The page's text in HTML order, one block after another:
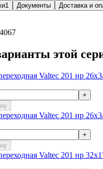
1 Документы Доставка и
этой
Valtec 201 нр
+
Valtec 201 нр
+
Valtec 201 нр